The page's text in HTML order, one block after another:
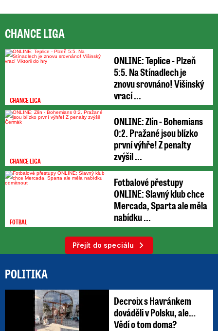
CHANCE LIGA
CHANCE LIGA
ONLINE: Teplice - Plzeň
5:5. Na Stínadlech je
znovu srovnáno! Višinský
vrací ...
CHANCE LIGA
ONLINE: Zlín - Bohemians
0:2. Pražané jsou blízko
první výhře! Z penalty
zvýšil ...
FOTBAL
Fotbalové přestupy
ONLINE: Slavný klub chce
Mercada, Sparta ale měla
nabídku ...
Přejít do speciálu
POLITIKA
Decroix s Havránkem
dováděli v Polsku, ale…
Vědí o tom doma?